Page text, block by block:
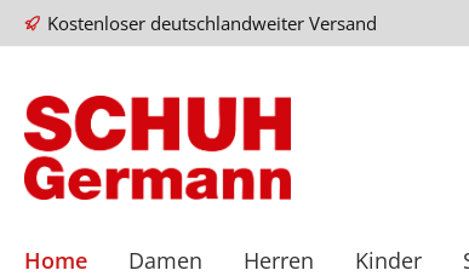
Kostenloser deutschlandweiter Versand
Home Damen Herren Kinder